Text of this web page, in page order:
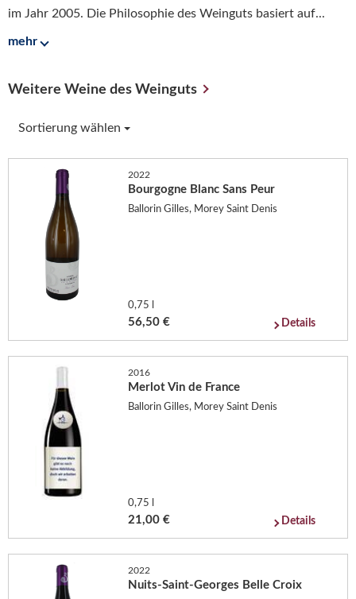
im Jahr 2005. Die Philosophie des Weinguts basiert auf...
mehr
Weitere Weine des Weinguts
Sortierung wählen
2022
Bourgogne Blanc Sans Peur
Ballorin Gilles, Morey Saint Denis
0,75 l
56,50 € Details
2016
Merlot Vin de France
Ballorin Gilles, Morey Saint Denis
0,75 l
21,00 € Details
2022
Nuits-Saint-Georges Belle Croix